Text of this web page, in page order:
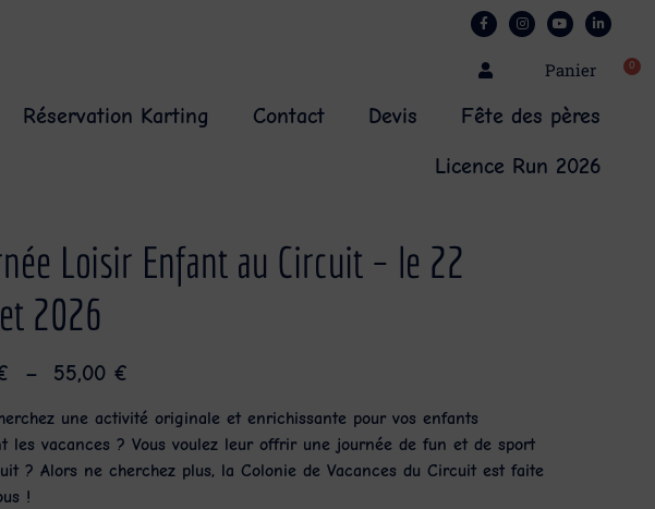
Panier 0
Réservation Karting Contact Devis
Fête des pères
Licence Run 2026
Loisir Enfant au Circuit – le 22
2026
– 55,00 €
une activité originale et enrichissante pour vos enfants
les vacances ? Vous voulez leur offrir une journée de fun et de sport
? Alors ne cherchez plus, la Colonie de Vacances du Circuitest faite
!